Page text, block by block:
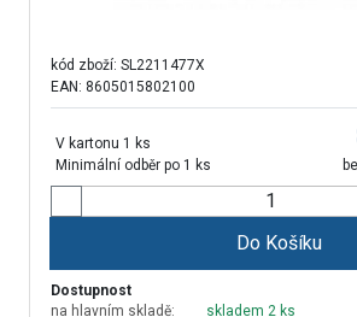
kód zboží: SL2211477X
EAN: 8605015802100
V kartonu 1 ks
Minimální odběr po 1 ks
Do Košíku
Dostupnost
na hlavním skladě:
skladem 2 ks